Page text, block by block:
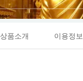
상품소개 이용정보